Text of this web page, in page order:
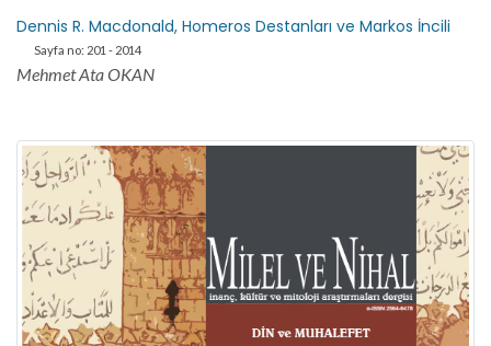
Dennis R. Macdonald, Homeros Destanları ve Markos İncili
Sayfa no: 201 - 2014
Mehmet Ata OKAN